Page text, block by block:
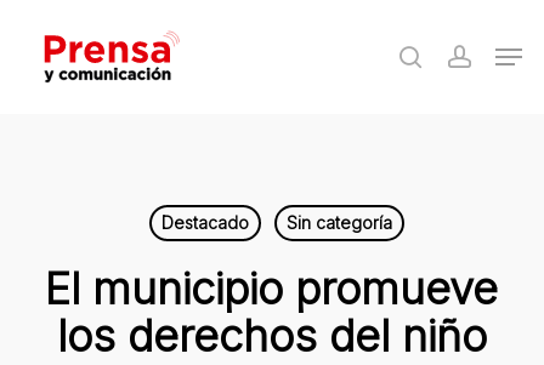
main
search
Destacado Sin categoría
El municipio promueve
los derechos del niño